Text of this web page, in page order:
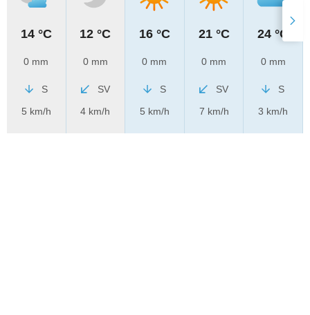
14 °C
0 mm
S
5 km/h
12 °C
0 mm
SV
4 km/h
16 °C
0 mm
S
5 km/h
21 °C
0 mm
SV
7 km/h
24 °C
0 mm
S
3 km/h